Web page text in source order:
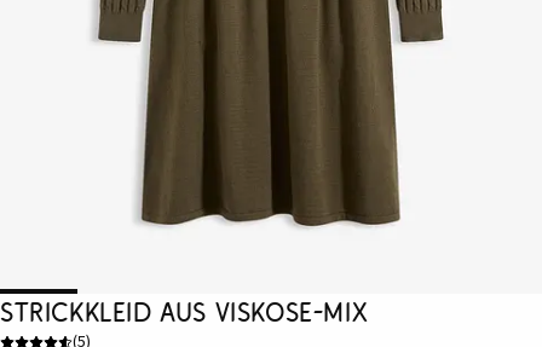
Strickkleid aus Viskose-Mix